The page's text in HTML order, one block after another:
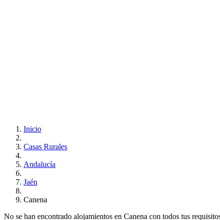
Inicio
Casas Rurales
Andalucía
Jaén
Canena
No se han encontrado alojamientos en Canena con todos tus